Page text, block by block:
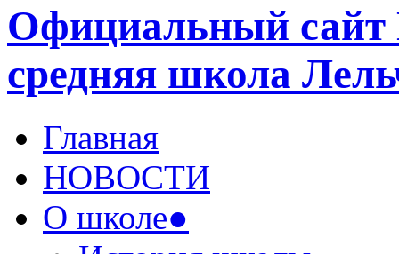
Официальный
средняя школа
Главная
НОВОСТИ
О школе●